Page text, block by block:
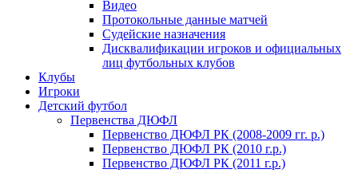
Видео
Протокольные данные матчей
Судейские назначения
Дисквалификации игроков и официальных
лиц футбольных клубов
Клубы
Игроки
Детский футбол
Первенства ДЮФЛ
Первенство ДЮФЛ РК (2008-2009 гг. р.)
Первенство ДЮФЛ РК (2010 г.р.)
Первенство ДЮФЛ РК (2011 г.р.)